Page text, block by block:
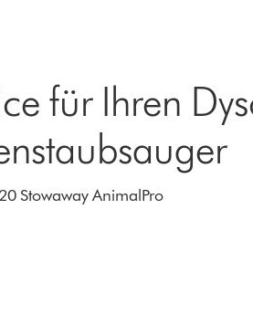
für Ihren
Stowaway AnimalPro